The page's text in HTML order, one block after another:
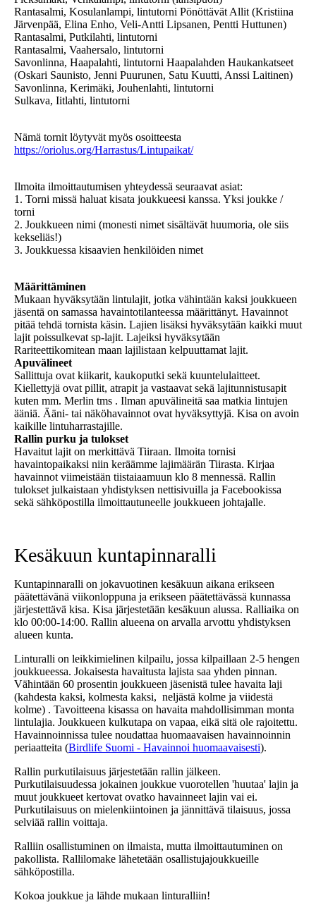
Rantasalmi, Kosulanlampi, lintutorni Pönöttävät Allit (Kristiina
Järvenpää, Elina Enho, Veli-Antti Lipsanen, Pentti Huttunen)
Rantasalmi, Putkilahti, lintutorni
Rantasalmi, Vaahersalo, lintutorni
Savonlinna, Haapalahti, lintutorni Haapalahden Haukankatseet
(Oskari Saunisto, Jenni Puurunen, Satu Kuutti, Anssi Laitinen)
Savonlinna, Kerimäki, Jouhenlahti, lintutorni
Sulkava, Iitlahti, lintutorni
Nämä tornit löytyvät myös osoitteesta
https://oriolus.org/Harrastus/Lintupaikat/
Ilmoita ilmoittautumisen yhteydessä seuraavat asiat:
1. Torni missä haluat kisata joukkueesi kanssa. Yksi joukke /
torni
2. Joukkueen nimi (monesti nimet sisältävät huumoria, ole siis
kekseliäs!)
3. Joukkuessa kisaavien henkilöiden nimet
Määrittäminen
Mukaan hyväksytään lintulajit, jotka vähintään kaksi joukkueen
jäsentä on samassa havaintotilanteessa määrittänyt. Havainnot
pitää tehdä tornista käsin. Lajien lisäksi hyväksytään kaikki muut
lajit poissulkevat sp-lajit. Lajeiksi hyväksytään
Rariteettikomitean maan lajilistaan kelpuuttamat lajit.
Apuvälineet
Sallittuja ovat kiikarit, kaukoputki sekä kuuntelulaitteet.
Kiellettyjä ovat pillit, atrapit ja vastaavat sekä lajitunnistusapit
kuten mm. Merlin tms . Ilman apuvälineitä saa matkia lintujen
ääniä. Ääni- tai näköhavainnot ovat hyväksyttyjä. Kisa on avoin
kaikille lintuharrastajille.
Rallin purku ja tulokset
Havaitut lajit on merkittävä Tiiraan. Ilmoita tornisi
havaintopaikaksi niin keräämme lajimäärän Tiirasta. Kirjaa
havainnot viimeistään tiistaiaamuun klo 8 mennessä. Rallin
tulokset julkaistaan yhdistyksen nettisivuilla ja Facebookissa
sekä sähköpostilla ilmoittautuneelle joukkueen johtajalle.
Kesäkuun kuntapinnaralli
Kuntapinnaralli on jokavuotinen kesäkuun aikana erikseen
päätettävänä viikonloppuna ja erikseen päätettävässä kunnassa
järjestettävä kisa. Kisa järjestetään kesäkuun alussa. Ralliaika on
klo 00:00-14:00. Rallin alueena on arvalla arvottu yhdistyksen
alueen kunta.
Linturalli on leikkimielinen kilpailu, jossa kilpaillaan 2-5 hengen
joukkueessa. Jokaisesta havaitusta lajista saa yhden pinnan.
Vähintään 60 prosentin joukkueen jäsenistä tulee havaita laji
(kahdesta kaksi, kolmesta kaksi, neljästä kolme ja viidestä
kolme) . Tavoitteena kisassa on havaita mahdollisimman monta
lintulajia. Joukkueen kulkutapa on vapaa, eikä sitä ole rajoitettu.
Havainnoinnissa tulee noudattaa huomaavaisen havainnoinnin
periaatteita (Birdlife Suomi - Havainnoi huomaavaisesti).
Rallin purkutilaisuus järjestetään rallin jälkeen.
Purkutilaisuudessa jokainen joukkue vuorotellen 'huutaa' lajin ja
muut joukkueet kertovat ovatko havainneet lajin vai ei.
Purkutilaisuus on mielenkiintoinen ja jännittävä tilaisuus, jossa
selviää rallin voittaja.
Ralliin osallistuminen on ilmaista, mutta ilmoittautuminen on
pakollista. Rallilomake lähetetään osallistujajoukkueille
sähköpostilla.
Kokoa joukkue ja lähde mukaan linturalliin!